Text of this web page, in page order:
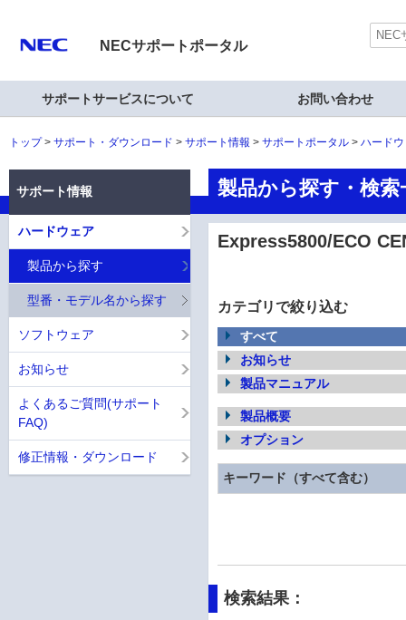
NECサポートポータル
サポートサービスについて お問い合わせ
トップ サポート・ダウンロード サポート情報 サポートポータル ハード
製品から探す・検
Express5800/ECO
カテゴリで絞り込む
すべて
お知らせ
製品マニュアル
製品概要
オプション
キーワード（すべて含む）
検索結果：
サポート情報
ハードウェア
製品から探す
型番・モデル名から探す
ソフトウェア
お知らせ
よくあるご質問(サポート
FAQ)
修正情報・ダウンロード